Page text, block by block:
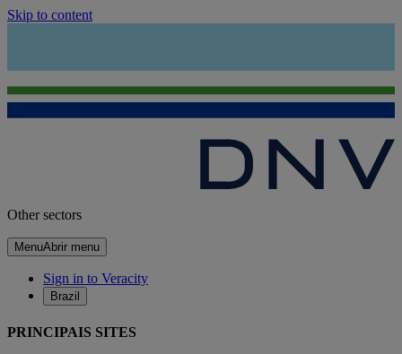
Skip to content
Other sectors
MenuAbrir menu
Sign in to Veracity
Brazil
PRINCIPAIS SITES